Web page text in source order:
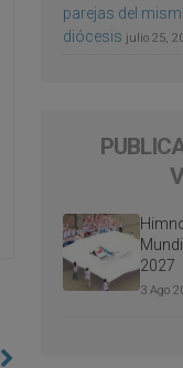
parejas del
diócesis julio 25,
2027
3 Ago